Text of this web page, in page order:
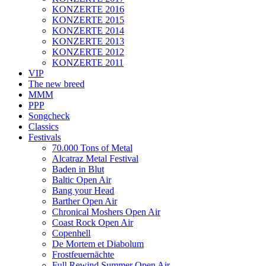
KONZERTE 2016
KONZERTE 2015
KONZERTE 2014
KONZERTE 2013
KONZERTE 2012
KONZERTE 2011
VIP
The new breed
MMM
PPP
Songcheck
Classics
Festivals
70.000 Tons of Metal
Alcatraz Metal Festival
Baden in Blut
Baltic Open Air
Bang your Head
Barther Open Air
Chronical Moshers Open Air
Coast Rock Open Air
Copenhell
De Mortem et Diabolum
Frostfeuernächte